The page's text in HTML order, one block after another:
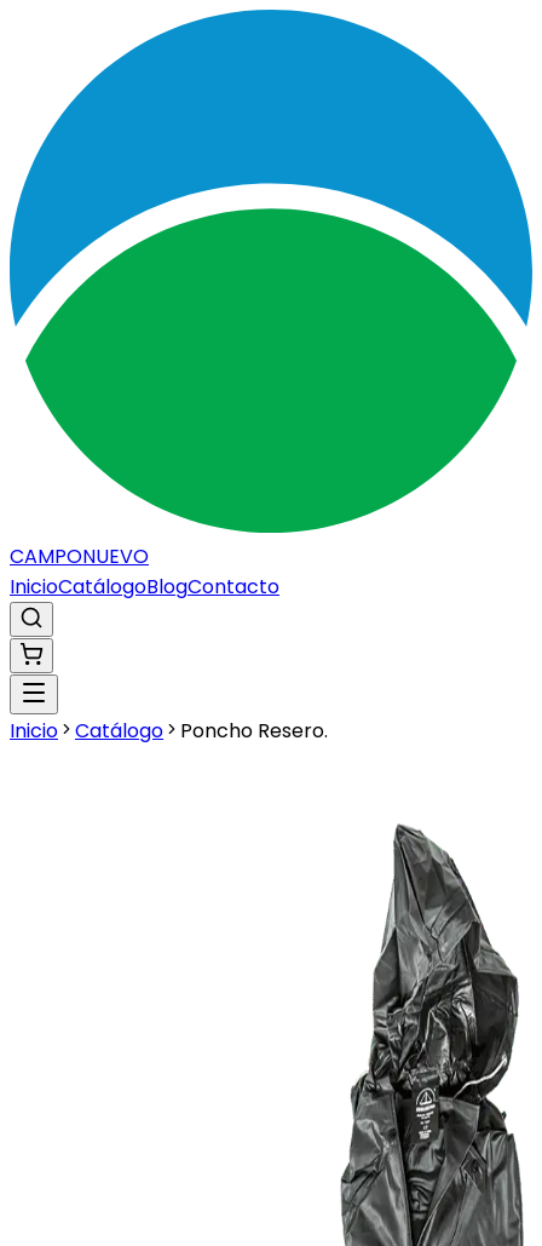
CAMPONUEVO
InicioCatálogoBlogContacto
Inicio Catálogo Poncho Resero.